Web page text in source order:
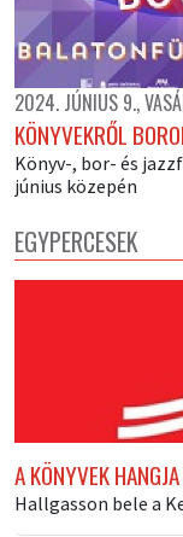
2024. JÚNIUS 9.,
KÖNYVEKRŐL
Könyv-, bor- és
június közepén
EGYPERCESEK
A KÖNYVEK HANGJA
Hallgasson bele a